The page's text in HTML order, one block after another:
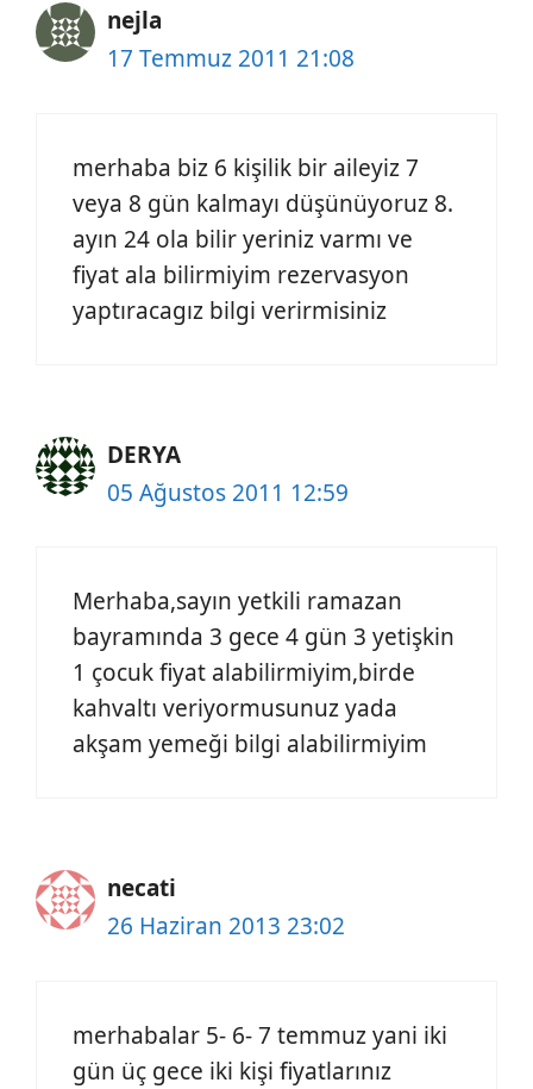
nejla
17 Temmuz 2011 21:08
merhaba biz 6 kişilik bir aileyiz 7
veya 8 gün kalmayı düşünüyoruz 8.
ayın 24 ola bilir yeriniz varmı ve
fiyat ala bilirmiyim rezervasyon
yaptıracagız bilgi verirmisiniz
DERYA
05 Ağustos 2011 12:59
Merhaba,sayın yetkili ramazan
bayramında 3 gece 4 gün 3 yetişkin
1 çocuk fiyat alabilirmiyim,birde
kahvaltı veriyormusunuz yada
akşam yemeği bilgi alabilirmiyim
necati
26 Haziran 2013 23:02
merhabalar 5- 6- 7 temmuz yani iki
gün üç gece iki kişi fiyatlarınız